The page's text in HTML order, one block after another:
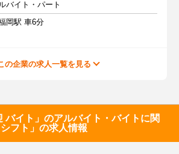
バイト・パート
岡駅 車6分
の企業の求人一覧を見る
バイト」のアルバイト・バイトに関
フト」の求人情報